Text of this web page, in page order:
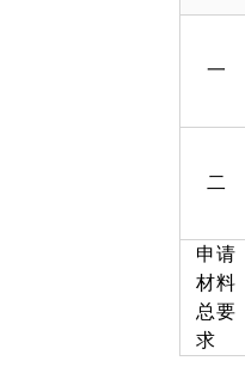
一
二
申请
材料
总要
求